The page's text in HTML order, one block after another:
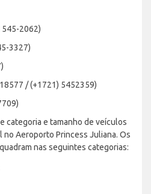
545-2062)
3327)
/ (+1721) 5452359)
categoria e tamanho de veículos
Aeroporto Princess Juliana. Os
nas seguintes categorias: